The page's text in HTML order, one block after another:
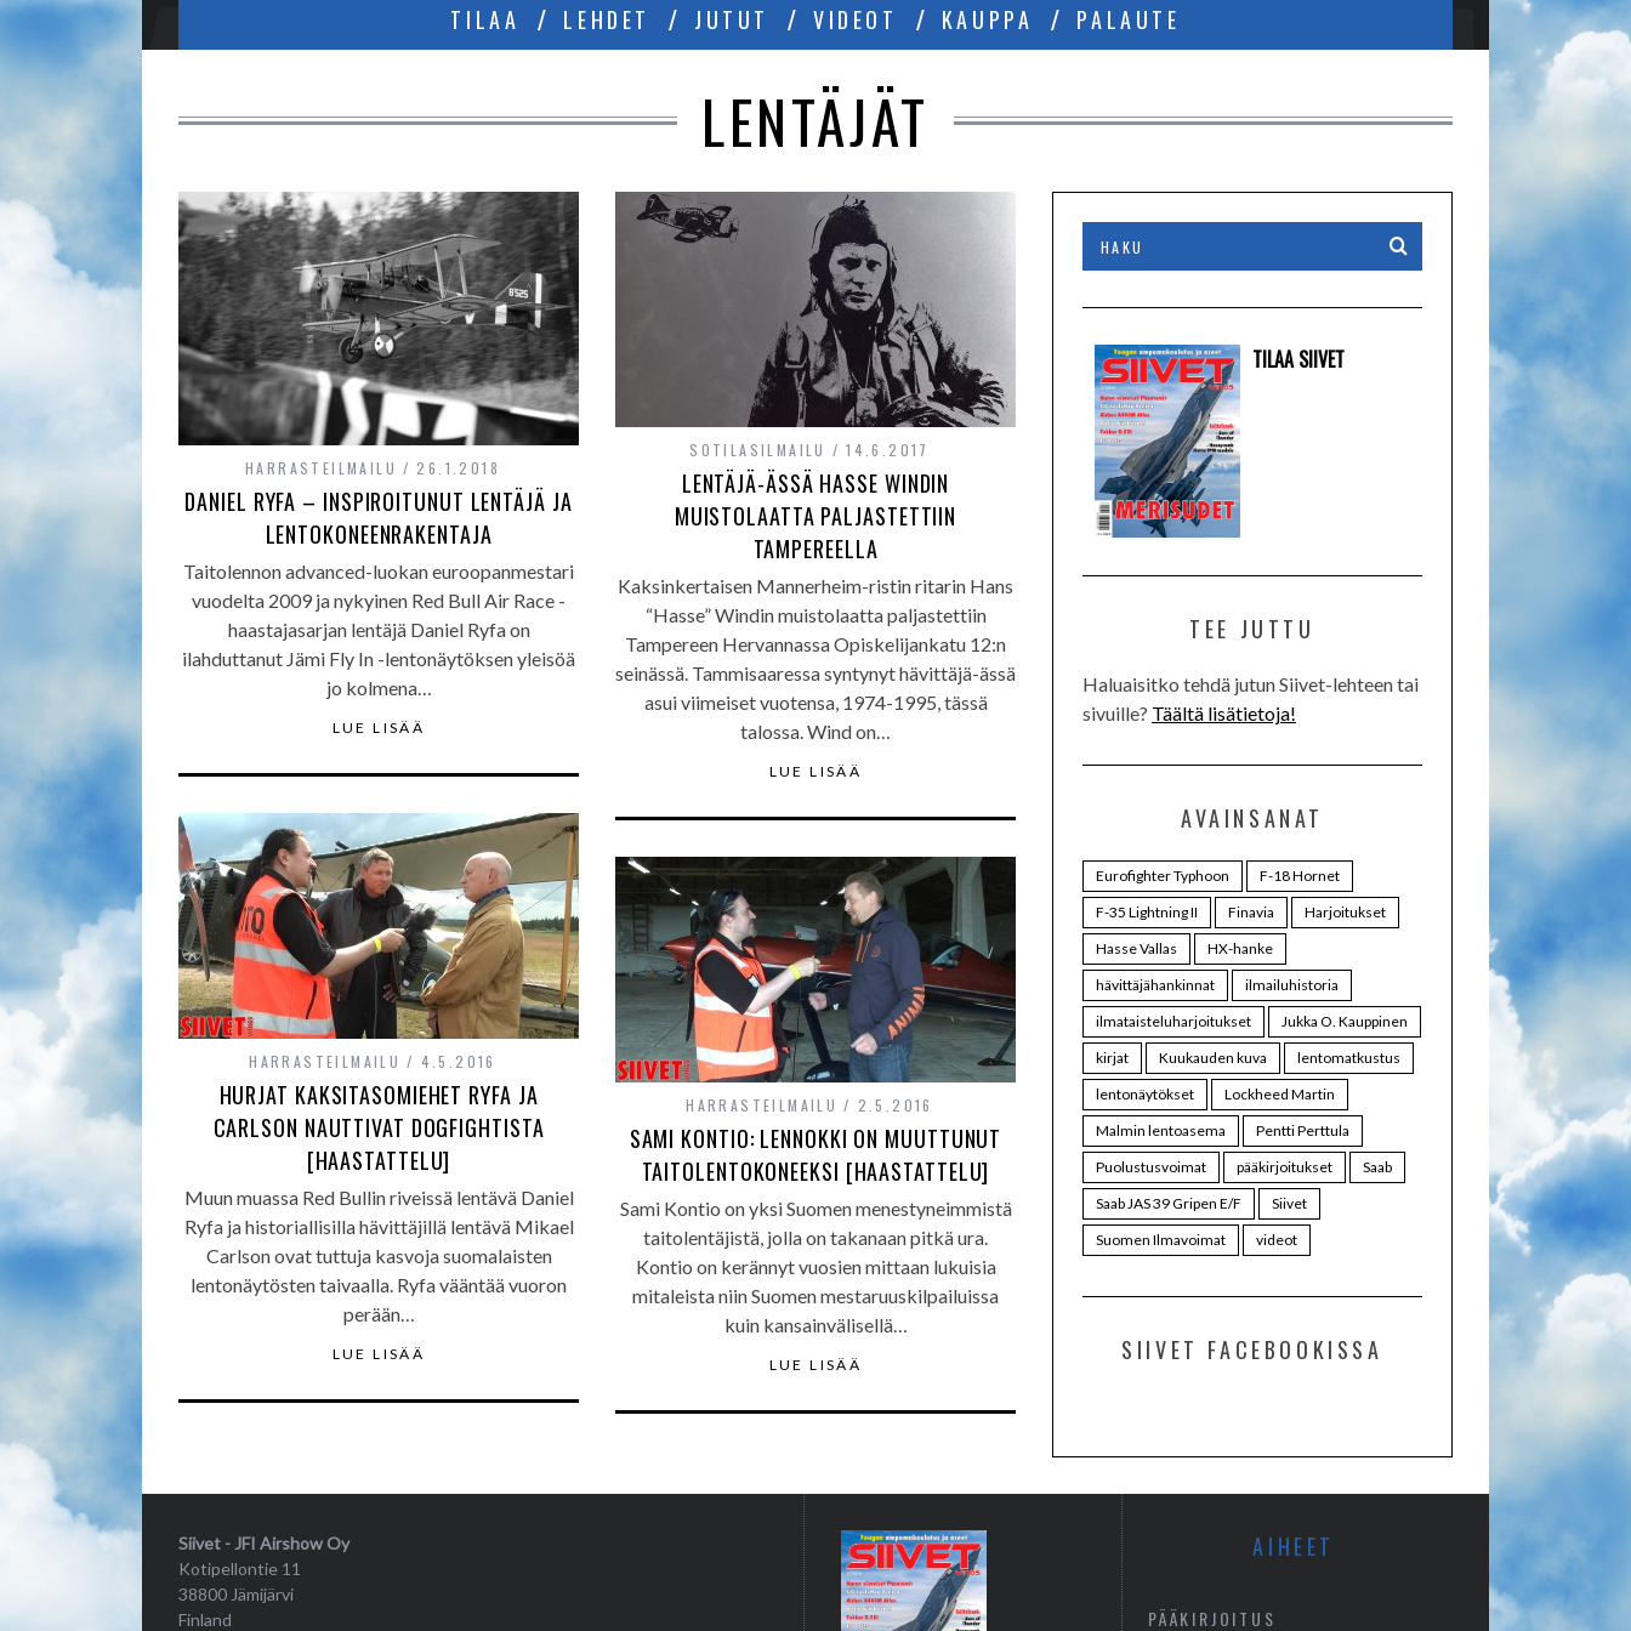
TILAA LEHDET JUTUT VIDEOT KAUPPA PALAUTE
LENTÄJÄT
HARRASTEILMAILU 26.1.2018
DANIEL RYFA – INSPIROITUNUT LENTÄJÄ JA
LENTOKONEENRAKENTAJA
Taitolennon advanced-luokan euroopanmestari
vuodelta 2009 ja nykyinen Red Bull Air Race -
haastajasarjan lentäjä Daniel Ryfa on
ilahduttanut Jämi Fly In -lentonäytöksen yleisöä
jo kolmena…
LUE LISÄÄ
SOTILASILMAILU 14.6.2017
LENTÄJÄ-ÄSSÄ HASSE WINDIN
MUISTOLAATTA PALJASTETTIIN
TAMPEREELLA
Kaksinkertaisen Mannerheim-ristin ritarin Hans
“Hasse” Windin muistolaatta paljastettiin
Tampereen Hervannassa Opiskelijankatu 12:n
seinässä. Tammisaaressa syntynyt hävittäjä-ässä
asui viimeiset vuotensa, 1974-1995, tässä
talossa. Wind on…
LUE LISÄÄ
HARRASTEILMAILU 4.5.2016
HURJAT KAKSITASOMIEHET RYFA JA
CARLSON NAUTTIVAT DOGFIGHTISTA
[HAASTATTELU]
Muun muassa Red Bullin riveissä lentävä Daniel
Ryfa ja historiallisilla hävittäjillä lentävä Mikael
Carlson ovat tuttuja kasvoja suomalaisten
lentonäytösten taivaalla. Ryfa vääntää vuoron
perään…
LUE LISÄÄ
HARRASTEILMAILU 2.5.2016
SAMI KONTIO: LENNOKKI ON MUUTTUNUT
TAITOLENTOKONEEKSI [HAASTATTELU]
Sami Kontio on yksi Suomen menestyneimmistä
taitolentäjistä, jolla on takanaan pitkä ura.
Kontio on kerännyt vuosien mittaan lukuisia
mitaleista niin Suomen mestaruuskilpailuissa
kuin kansainvälisellä…
LUE LISÄÄ
TILAA SIIVET
TEE JUTTU
Haluaisitko tehdä jutun Siivet-lehteen tai
sivuille? Täältä lisätietoja!
AVAINSANAT
Eurofighter Typhoon
F-18 Hornet
F-35 Lightning II
Finavia
Harjoitukset
Hasse Vallas
HX-hanke
hävittäjähankinnat
ilmailuhistoria
ilmataisteluharjoitukset
Jukka O. Kauppinen
kirjat
Kuukauden kuva
lentomatkustus
lentonäytökset
Lockheed Martin
Malmin lentoasema
Pentti Perttula
Puolustusvoimat
pääkirjoitukset
Saab
Saab JAS 39 Gripen E/F
Siivet
Suomen Ilmavoimat
videot
SIIVET FACEBOOKISSA
Siivet - JFI Airshow Oy
Kotipellontie 11
38800 Jämijärvi
Finland
AIHEET
PÄÄKIRJOITUS